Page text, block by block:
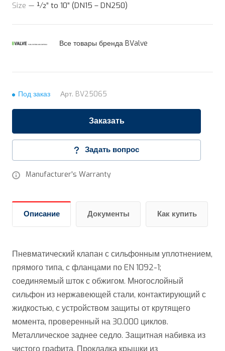
Size — ½” to 10” (DN15 – DN250)
Все товары бренда BValve
Под заказ Арт. BV25065
Заказать
Задать вопрос
Manufacturer's Warranty
Описание Документы Как купить
Пневматический клапан с сильфонным уплотнением,
прямого типа, с фланцами по EN 1092-1;
соединяемый шток с обжигом. Многослойный
сильфон из нержавеющей стали, контактирующий с
жидкостью, с устройством защиты от крутящего
момента, проверенный на 30.000 циклов.
Металлическое заднее седло. Защитная набивка из
чистого графита. Прокладка крышки из